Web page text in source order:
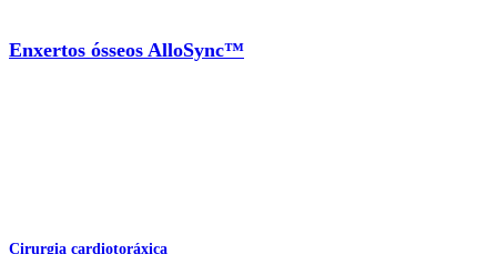
Enxertos ósseos AlloSync™
Cirurgia cardiotoráxica